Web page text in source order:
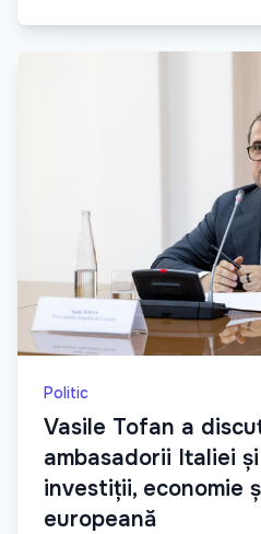
Politic
Vasile Tofan a
ambasadorii Italiei
investiții, economie
europeană